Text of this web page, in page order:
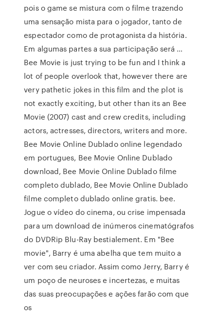
pois o game se mistura com o filme trazendo
uma sensação mista para o jogador, tanto de
espectador como de protagonista da história.
Em algumas partes a sua participação será …
Bee Movie is just trying to be fun and I think a
lot of people overlook that, however there are
very pathetic jokes in this film and the plot is
not exactly exciting, but other than its an Bee
Movie (2007) cast and crew credits, including
actors, actresses, directors, writers and more.
Bee Movie Online Dublado online legendado
em portugues, Bee Movie Online Dublado
download, Bee Movie Online Dublado filme
completo dublado, Bee Movie Online Dublado
filme completo dublado online gratis. bee.
Jogue o vídeo do cinema, ou crise impensada
para um download de inúmeros cinematógrafos
do DVDRip Blu-Ray bestialement. Em "Bee
movie", Barry é uma abelha que tem muito a
ver com seu criador. Assim como Jerry, Barry é
um poço de neuroses e incertezas, e muitas
das suas preocupações e ações farão com que
os